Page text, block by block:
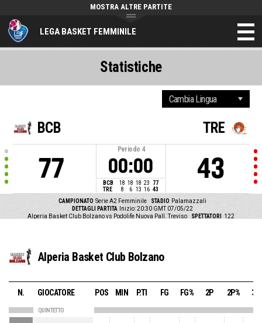
LEGA BASKET FEMMINILE
MOSTRA ALTRE PARTITE
BCB
77
Periodo 4
00:00
BCB 18 18 18 23
77
TRE
8 6 13 16 43
TRE
43
CAMPIONATO Serie A2 Femminile STADIO Palamazzali
DETTAGLI PARTITA
Inizio: 20:30 GMT 07/05/22
Alperia Basket Club Bolzano vs Podolife Nuova Pall. Treviso
SPETTATORI 122
Statistiche
Alperia Basket Club Bolzano
N. GIOCATORE POS MIN P.TI FG FG% 2P 2P% 3P
QUINTETTO